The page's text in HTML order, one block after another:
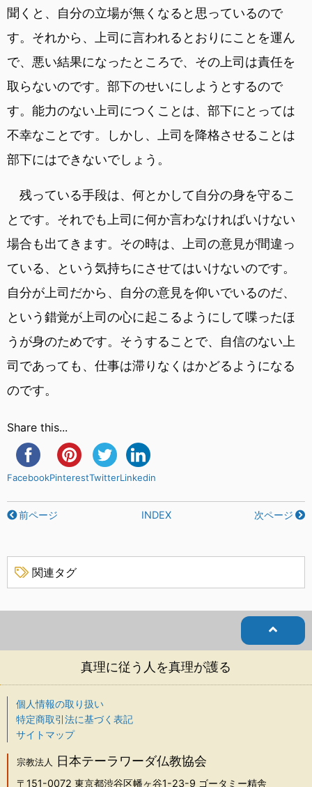
聞くと、自分の立場が無くなると思っているので
す。それから、上司に言われるとおりにことを運ん
で、悪い結果になったところで、その上司は責任を
取らないのです。部下のせいにしようとするので
す。能力のない上司につくことは、部下にとっては
不幸なことです。しかし、上司を降格させることは
部下にはできないでしょう。
残っている手段は、何とかして自分の身を守るこ
とです。それでも上司に何か言わなければいけない
場合も出てきます。その時は、上司の意見が間違っ
ている、という気持ちにさせてはいけないのです。
自分が上司だから、自分の意見を仰いでいるのだ、
という錯覚が上司の心に起こるようにして喋ったほ
うが身のためです。そうすることで、自信のない上
司であっても、仕事は滞りなくはかどるようになる
のです。
Share this...
FacebookPinterestTwitterLinkedin
前ページ INDEX 次ページ
関連タグ
真理に従う人を真理が護る
個人情報の取り扱い
特定商取引法に基づく表記
サイトマップ
宗教法人 日本テーラワーダ仏教協会
〒151-0072 東京都渋谷区幡ヶ谷1-23-9 ゴータミー精舎